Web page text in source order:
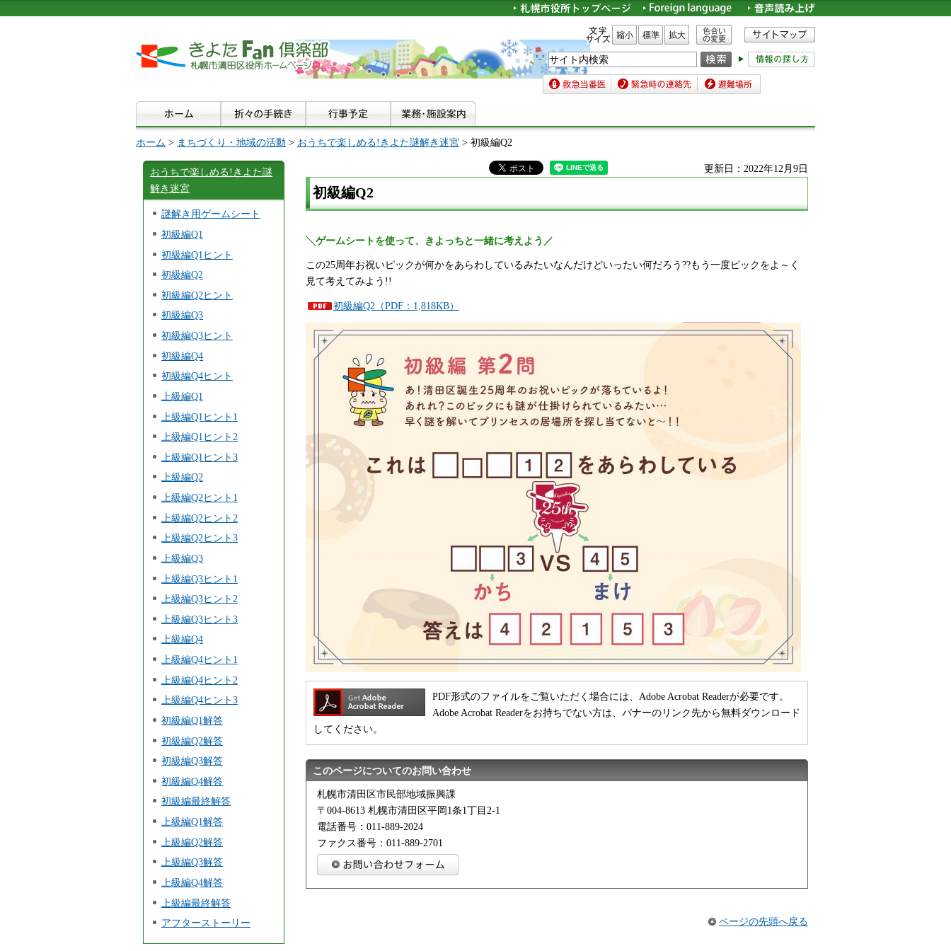
文字サイズ 縮小 標準 拡大
色合いの変更
救急当番医 緊急時の連絡先 避難場所
ホーム > まちづくり・地域の活動 > おうちで楽しめる!きよた謎解き迷宮 > 初級編Q2
おうちで楽しめる!きよた謎
解き迷宮
謎解き用ゲームシート
初級編Q1
初級編Q1ヒント
初級編Q2
初級編Q2ヒント
初級編Q3
初級編Q3ヒント
初級編Q4
初級編Q4ヒント
上級編Q1
上級編Q1ヒント1
上級編Q1ヒント2
上級編Q1ヒント3
上級編Q2
上級編Q2ヒント1
上級編Q2ヒント2
上級編Q2ヒント3
上級編Q3
上級編Q3ヒント1
上級編Q3ヒント2
上級編Q3ヒント3
上級編Q4
上級編Q4ヒント1
上級編Q4ヒント2
上級編Q4ヒント3
初級編Q1解答
初級編Q2解答
初級編Q3解答
初級編Q4解答
初級編最終解答
上級編Q1解答
上級編Q2解答
上級編Q3解答
上級編Q4解答
上級編最終解答
アフターストーリー
更新日：2022年12月9日
初級編Q2
╲ゲームシートを使って、きよっちと一緒に考えよう／
この25周年お祝いピックが何かをあらわしているみたいなんだけどいったい何だろう??もう一度ピックをよ～く
見て考えてみよう!!
初級編Q2（PDF：1,818KB）
PDF形式のファイルをご覧いただく場合には、Adobe Acrobat Readerが必要です。
Adobe Acrobat Readerをお持ちでない方は、バナーのリンク先から無料ダウンロード
してください。
このページについてのお問い合わせ
札幌市清田区市民部地域振興課
〒004-8613 札幌市清田区平岡1条1丁目2-1
電話番号：011-889-2024
ファクス番号：011-889-2701
ページの先頭へ戻る